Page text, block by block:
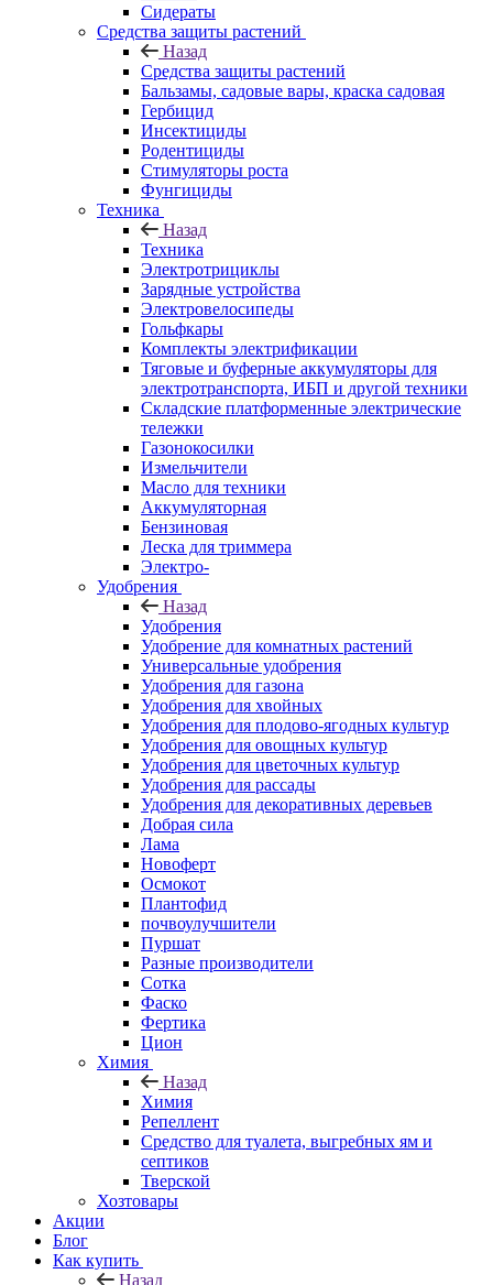
Сидераты
Средства защиты растений
Назад
Средства защиты растений
Бальзамы, садовые вары, краска садовая
Гербицид
Инсектициды
Родентициды
Стимуляторы роста
Фунгициды
Техника
Назад
Техника
Электротрициклы
Зарядные устройства
Электровелосипеды
Гольфкары
Комплекты электрификации
Тяговые и буферные аккумуляторы для
электротранспорта, ИБП и другой техники
Складские платформенные электрические
тележки
Газонокосилки
Измельчители
Масло для техники
Аккумуляторная
Бензиновая
Леска для триммера
Электро-
Удобрения
Назад
Удобрения
Удобрение для комнатных растений
Универсальные удобрения
Удобрения для газона
Удобрения для хвойных
Удобрения для плодово-ягодных культур
Удобрения для овощных культур
Удобрения для цветочных культур
Удобрения для рассады
Удобрения для декоративных деревьев
Добрая сила
Лама
Новоферт
Осмокот
Плантофид
почвоулучшители
Пуршат
Разные производители
Сотка
Фаско
Фертика
Цион
Химия
Назад
Химия
Репеллент
Средство для туалета, выгребных ям и
септиков
Тверской
Хозтовары
Акции
Блог
Как купить
Назад